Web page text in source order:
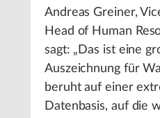
Andreas Greiner,
Head of Human
sagt: „Das ist eine
Auszeichnung für
beruht auf einer
Datenbasis, auf die